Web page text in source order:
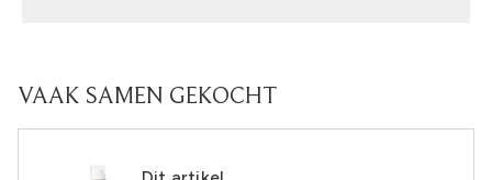
VAAK SAMEN GEKOCHT